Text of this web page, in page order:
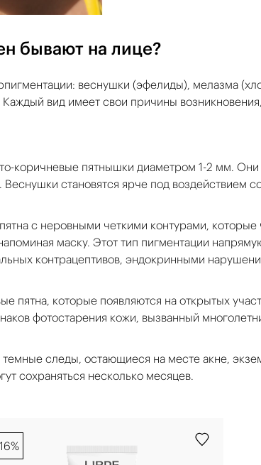
бывают на лице?
веснушки (эфелиды), мелазма
вид имеет свои причины
коричневые пятнышки диаметром 1-2 мм.
становятся ярче под воздействием
с неровными четкими контурами, которые
маску. Этот тип пигментации
контрацептивов, эндокринными
пятна, которые появляются на открытых
фотостарения кожи, вызванный
следы, остающиеся на месте акне,
сохраняться несколько месяцев.
16%